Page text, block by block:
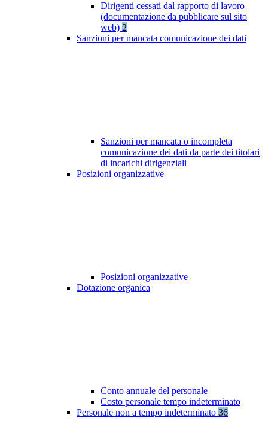
Dirigenti cessati dal rapporto di lavoro
(documentazione da pubblicare sul sito
web) 2
Sanzioni per mancata comunicazione dei dati
Sanzioni per mancata o incompleta
comunicazione dei dati da parte dei titolari
di incarichi dirigenziali
Posizioni organizzative
Posizioni organizzative
Dotazione organica
Conto annuale del personale
Costo personale tempo indeterminato
Personale non a tempo indeterminato 36